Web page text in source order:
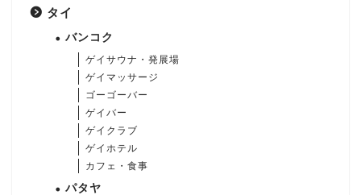
タイ
バンコク
ゲイサウナ・発展場
ゲイマッサージ
ゴーゴーバー
ゲイバー
ゲイクラブ
ゲイホテル
カフェ・食事
パタヤ